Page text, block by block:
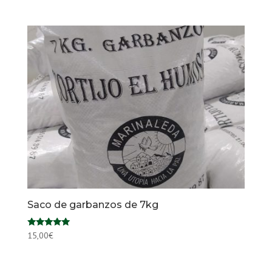
Saco de garbanzos de 7kg
Valorado en
5.00
15,00€